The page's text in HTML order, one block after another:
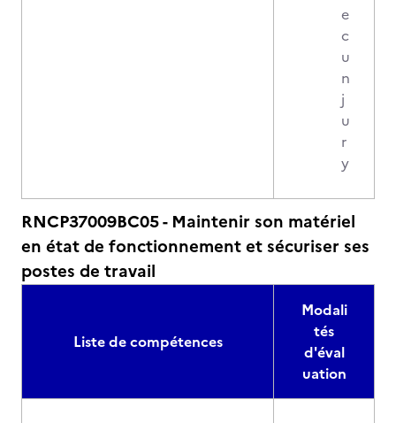
e
c
u
n
j
u
r
y
RNCP37009BC05 - Maintenir son matériel
en état de fonctionnement et sécuriser ses
postes de travail
Liste de compétences
Modali
tés
d'éval
uation